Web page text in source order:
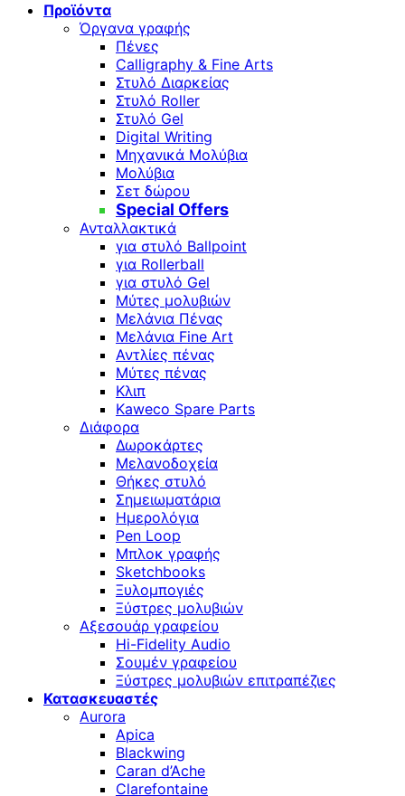
Προϊόντα
Όργανα γραφής
Πένες
Calligraphy & Fine Arts
Στυλό Διαρκείας
Στυλό Roller
Στυλό Gel
Digital Writing
Μηχανικά Μολύβια
Μολύβια
Σετ δώρου
Special Offers
Ανταλλακτικά
για στυλό Ballpoint
για Rollerball
για στυλό Gel
Μύτες μολυβιών
Μελάνια Πένας
Μελάνια Fine Art
Αντλίες πένας
Μύτες πένας
Κλιπ
Kaweco Spare Parts
Διάφορα
Δωροκάρτες
Μελανοδοχεία
Θήκες στυλό
Σημειωματάρια
Ημερολόγια
Pen Loop
Μπλοκ γραφής
Sketchbooks
Ξυλομπογιές
Ξύστρες μολυβιών
Αξεσουάρ γραφείου
Hi-Fidelity Audio
Σουμέν γραφείου
Ξύστρες μολυβιών επιτραπέζιες
Κατασκευαστές
Aurora
Apica
Blackwing
Caran d’Ache
Clarefontaine